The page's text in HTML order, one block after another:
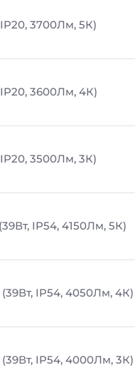
3700Лм, 5К)
3600Лм, 4К)
3500Лм, 3К)
IP54, 4150Лм, 5К)
IP54, 4050Лм, 4К)
IP54, 4000Лм, 3К)